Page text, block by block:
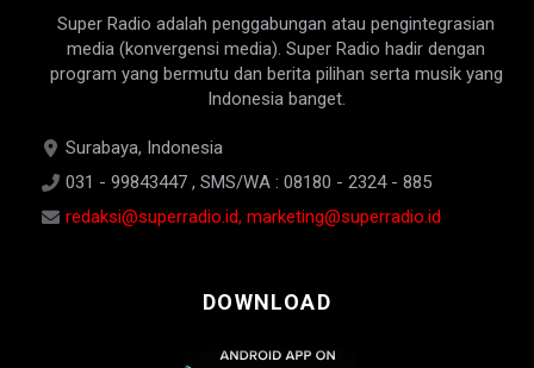
Super Radio adalah penggabungan atau pengintegrasian
media (konvergensi media). Super Radio hadir dengan
program yang bermutu dan berita pilihan serta musik yang
Indonesia banget.
Surabaya, Indonesia
031 - 99843447 , SMS/WA : 08180 - 2324 - 885
redaksi@superradio.id, marketing@superradio.id
DOWNLOAD